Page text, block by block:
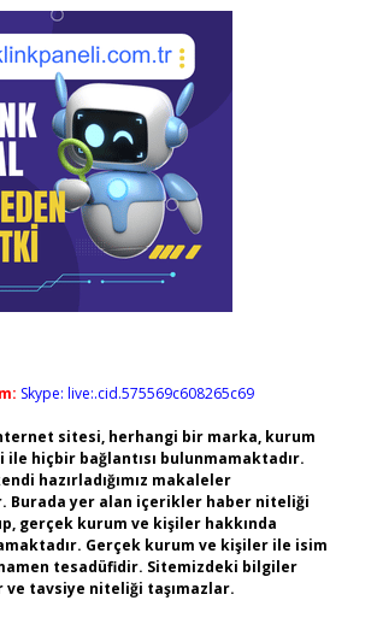
Skype: live:.cid.575569c608265c69
sitesi, herhangi bir marka, kurum
ile hiçbir bağlantısı bulunmamaktadır.
hazırladığımız makaleler
Burada yer alan içerikler haber niteliği
gerçek kurum ve kişiler hakkında
Gerçek kurum ve kişiler ile isim
tesadüfidir. Sitemizdeki bilgiler
tavsiye niteliği taşımazlar.